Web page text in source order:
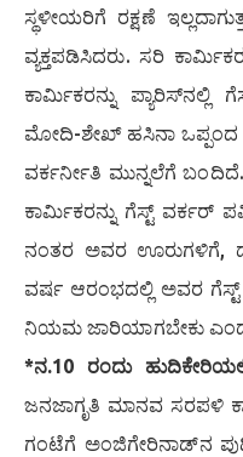
ಸ್ಥಳೀಯರಿಗೆ ರಕ್ಷಣೆ
ವ್ಯಕ್ತಪಡಿಸಿದರು. ಸರಿ
ಕಾರ್ಮಿಕರನ್ನು
ಮೋದಿ-ಶೇಖ್ ಹಸಿನಾ ಒಪ್ಪಂದ
ವರ್ಕರ್ನೀತಿ ಮುನ್ನಲೆಗೆ
ಕಾರ್ಮಿಕರನ್ನು ಗೆಸ್ಟ್
ನಂತರ ಅವರ ಊರುಗಳಿಗೆ,
ವರ್ಷ ಆರಂಭದಲ್ಲಿ ಅವರ
ನಿಯಮ ಜಾರಿಯಾಗಬೇಕು
*ನ.10 ರಂದು
ಜನಜಾಗೃತಿ ಮಾನವ ಸರಪಳಿ
ಗಂಟೆಗೆ ಅಂಜಿಗೇರಿನಾಡ್‌ನ